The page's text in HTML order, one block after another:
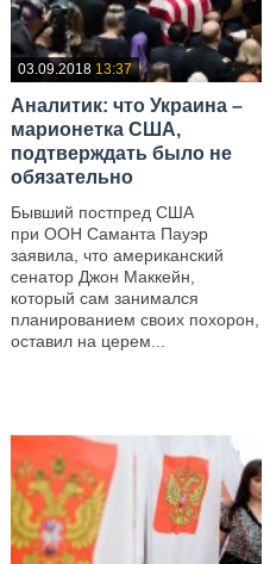
03.09.2018 13:37
Аналитик: что Украина –
марионетка США,
подтверждать было не
обязательно
Бывший постпред США
при ООН Саманта Пауэр
заявила, что американский
сенатор Джон Маккейн,
который сам занимался
планированием своих похорон,
оставил на церем...